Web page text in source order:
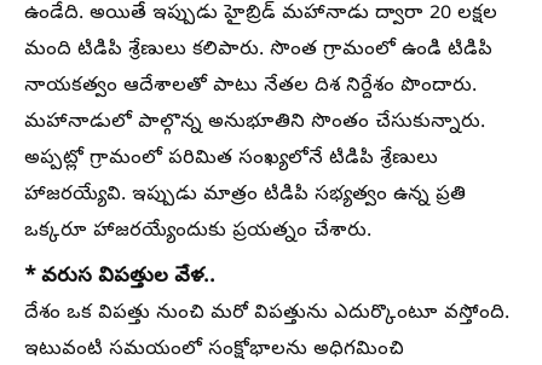
ఉండేది. అయితే ఇప్పుడు హైబ్రిడ్ మహానాడు ద్వారా 20 లక్షల
మంది టిడిపి శ్రేణులు కలిపారు. సొంత గ్రామంలో ఉండి టిడిపి
నాయకత్వం ఆదేశాలతో పాటు నేతల దిశ నిర్దేశం పొందారు.
మహానాడులో పాల్గొన్న అనుభూతిని సొంతం చేసుకున్నారు.
అప్పట్లో గ్రామంలో పరిమిత సంఖ్యలోనే టిడిపి శ్రేణులు
హాజరయ్యేవి. ఇప్పుడు మాత్రం టిడిపి సభ్యత్వం ఉన్న ప్రతి
ఒక్కరూ హాజరయ్యేందుకు ప్రయత్నం చేశారు.
* వరుస విపత్తుల వేళ..
దేశం ఒక విపత్తు నుంచి మరో విపత్తును ఎదుర్కొంటూ వస్తోంది.
ఇటువంటి సమయంలో సంక్షోభాలను అధిగమించి